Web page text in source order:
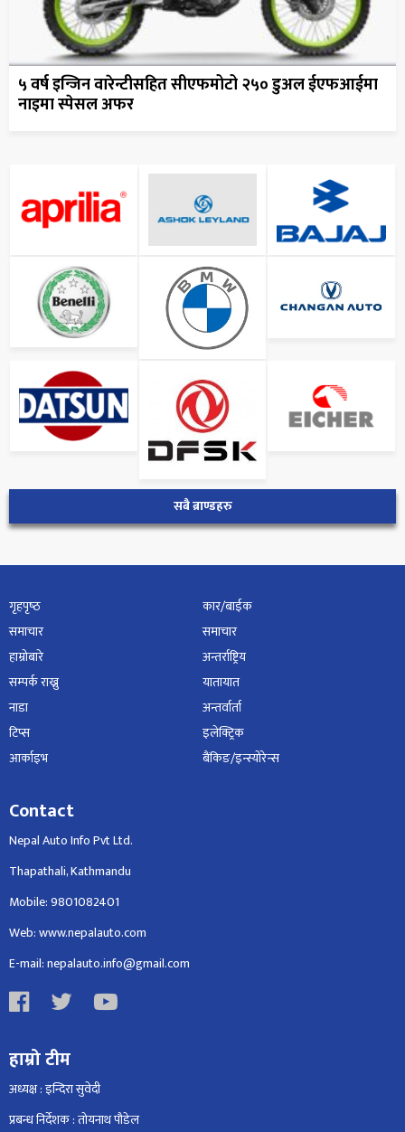
५ वर्ष इन्जिन वारेन्टीसहित सीएफमोटो २५० डुअल ईएफआईमा
नाइमा स्पेसल अफर
सबै ब्राण्डहरु
गृहपृष्‍ठ
समाचार
हाम्रोबारे
सम्पर्क राख्नु
नाडा
टिप्स
आर्काइभ
कार/बाईक
समाचार
अन्तर्राष्ट्रिय
यातायात
अन्तर्वार्ता
इलेक्ट्रिक
बैंकिङ/इन्स्योरेन्स
Contact
Nepal Auto Info Pvt Ltd.
Thapathali, Kathmandu
Mobile: 9801082401
Web: www.nepalauto.com
E-mail: nepalauto.info@gmail.com
हाम्रो टीम
अध्यक्ष : इन्दिरा सुवेदी
प्रबन्ध निर्देशक : तोयनाथ पौडेल